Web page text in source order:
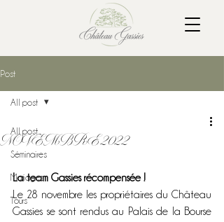
Post
All post
Séminaires
Mariages
Tours
All post
NOVEMBRE 2022
La team Gassies récompensée !
Le 28 novembre les propriétaires du Château
Gassies se sont rendus au Palais de la Bourse